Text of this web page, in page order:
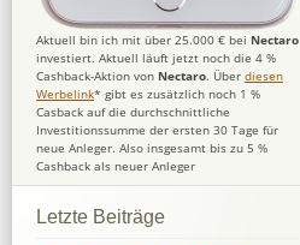
Aktuell bin ich mit über 25.000 € bei Nectaro
investiert. Aktuell läuft jetzt noch die 4 %
Cashback-Aktion von Nectaro. Über diesen
Werbelink* gibt es zusätzlich noch 1 %
Casback auf die durchschnittliche
Investitionssumme der ersten 30 Tage für
neue Anleger. Also insgesamt bis zu 5 %
Cashback als neuer Anleger
Letzte Beiträge